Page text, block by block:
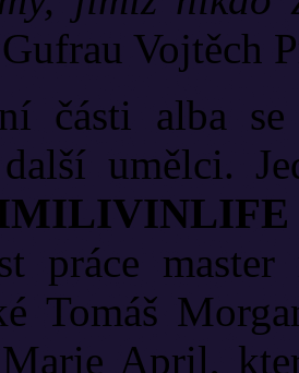
Vojtěch
části alba
umělci.
práce
Tomáš
April,